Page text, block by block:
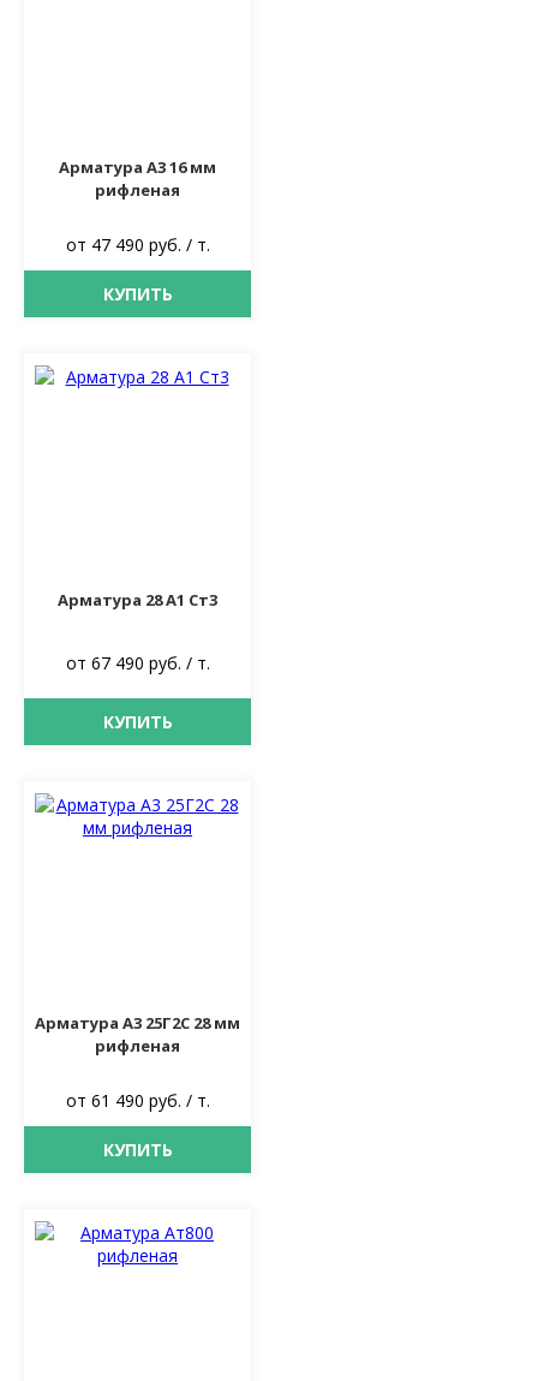
Арматура А3 16 мм
рифленая
от 47 490 руб. / т.
КУПИТЬ
Арматура 28 А1 Ст3
от 67 490 руб. / т.
КУПИТЬ
Арматура А3 25Г2С 28 мм
рифленая
от 61 490 руб. / т.
КУПИТЬ